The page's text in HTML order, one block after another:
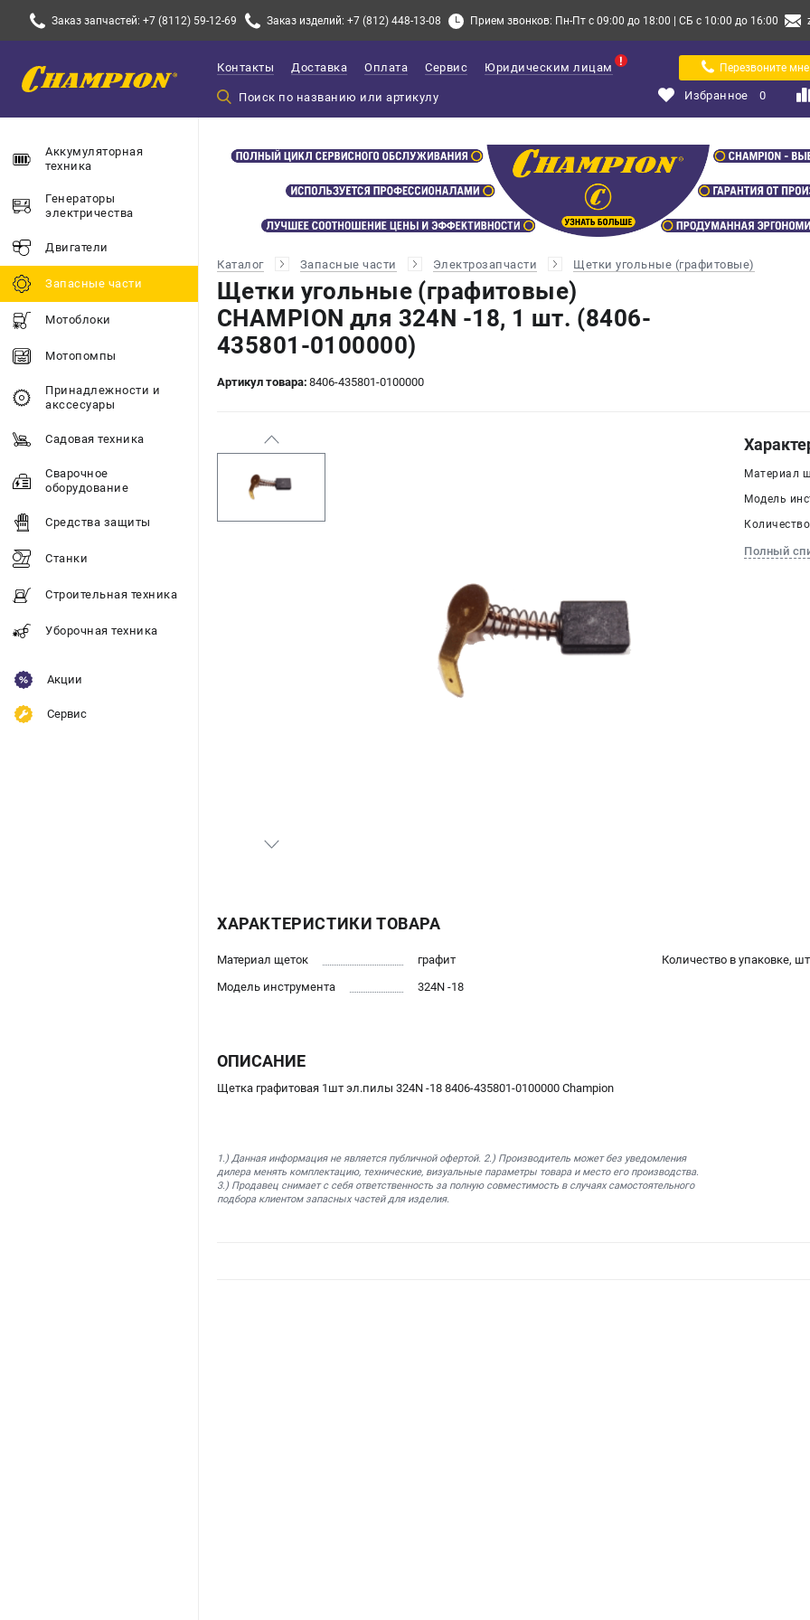
Заказ запчастей: +7 (8112) 59-12-69 Заказ изделий: +7 (812) 448-13-08 Прием звонков: Пн-Пт с 09:00 до 18:00 | СБ с 10:00 до 16:00
Контакты Доставка Оплата Сервис Юридическим лицам Перезвоните мне
Избранное 0
Аккумуляторная
техника
Генераторы
электричества
Двигатели
Запасные части
Мотоблоки
Мотопомпы
Принадлежности и
акссесуары
Садовая техника
Сварочное
оборудование
Средства защиты
Станки
Строительная техника
Уборочная техника
Акции
Сервис
Каталог Запасные части Электрозапчасти Щетки угольные (графитовые)
Щетки угольные (графитовые)
CHAMPION для 324N -18, 1 шт. (8406-
435801-0100000)
Артикул товара: 8406-435801-0100000
Материал
Модель
Полный
ХАРАКТЕРИСТИКИ ТОВАРА
Материал щеток
графит
Модель инструмента
324N -18
Количество в упаковке, шт
ОПИСАНИЕ
Щетка графитовая 1шт эл.пилы 324N -18 8406-435801-0100000 Champion
1.) Данная информация не является публичной офертой. 2.) Производитель может без уведомления
дилера менять комплектацию, технические, визуальные параметры товара и место его производства.
3.) Продавец снимает с себя ответственность за полную совместимость в случаях самостоятельного
подбора клиентом запасных частей для изделия.